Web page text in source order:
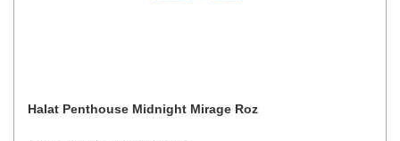
Halat Penthouse Midnight Mirage Roz